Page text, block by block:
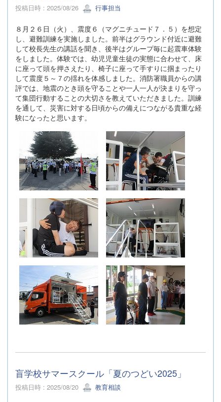
投稿日時 : 2025/08/26 行事担当
８月２６日（火）、震度６（マグニチュード７．５）を想定
し、避難訓練を実施しました。前半はグラウンド付近に避難
して校長先生の講話を聞き、後半はグループ毎に起震車体験
をしました。体験では、幼児児童生徒の実態に合わせて、床
に座って頭を押さえたり、椅子に座って手すりに掴まったり
して震度５～７の揺れを体感しました。消防署職員からの講
評では、地震のとき頭を守ることや一人一人が決まりを守っ
て集団行動することの大切さを教えていただきました。訓練
を通して、災害に対する日頃からの備えにつながる貴重な経
験になったと思います。
盲学校サマースクール「夏のつどい2025」
投稿日時 : 2025/08/20 教育相談